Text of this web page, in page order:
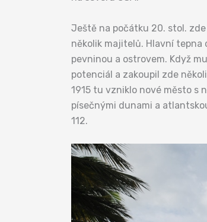
Ještě na počátku 20. stol.
několik majitelů. Hlavní tepna
pevninou a ostrovem. Když
potenciál a zakoupil zde
1915 tu vzniklo nové město s
písečnými dunami a
112.